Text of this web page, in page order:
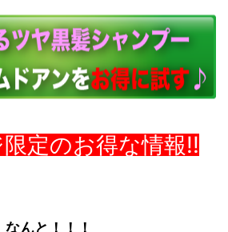
定のお得な情報!!
なんと！！！